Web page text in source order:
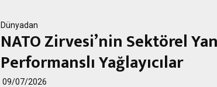
Dünyadan
NATO Zirvesi’nin Sektörel
Performanslı Yağlayıcılar
09/07/2026